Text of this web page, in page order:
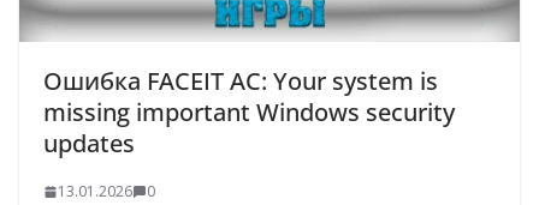
Ошибка FACEIT AC: Your system is
missing important Windows security
updates
13.01.2026 0